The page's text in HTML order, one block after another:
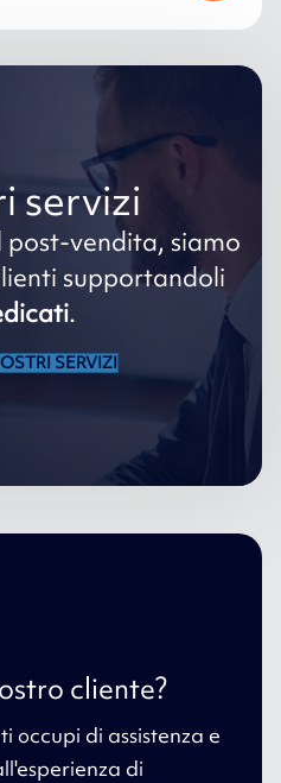
servizi
vendita, siamo
supportandoli
.
SERVIZI
cliente?
occupi di assistenza e
di